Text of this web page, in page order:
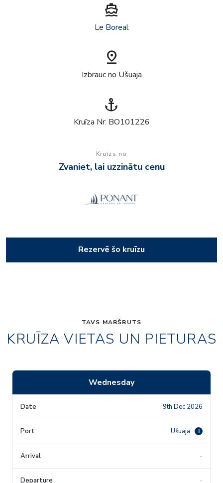
directions_boat
Le Boreal
pin_drop
Izbrauc no Ušuaja
anchor
Kruīza Nr: BO101226
Kruīzs no
Zvaniet, lai uzzinātu cenu
Rezervē šo kruīzu
TAVS MARŠRUTS
KRUĪZA VIETAS UN PIETURAS
Wednesday
9th Dec 2026
Ušuaja i
-
-